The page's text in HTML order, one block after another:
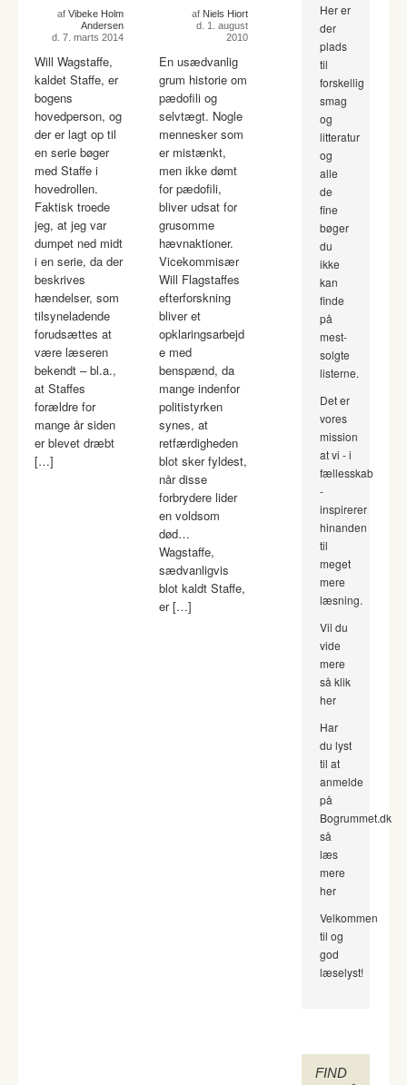
af Vibeke Holm
Andersen
d. 7. marts 2014
Will Wagstaffe,
kaldet Staffe, er
bogens
hovedperson, og
der er lagt op til
en serie bøger
med Staffe i
hovedrollen.
Faktisk troede
jeg, at jeg var
dumpet ned midt
i en serie, da der
beskrives
hændelser, som
tilsyneladende
forudsættes at
være læseren
bekendt – bl.a.,
at Staffes
forældre for
mange år siden
er blevet dræbt
[…]
af Niels Hiort
d. 1. august
2010
En usædvanlig
grum historie om
pædofili og
selvtægt. Nogle
mennesker som
er mistænkt,
men ikke dømt
for pædofili,
bliver udsat for
grusomme
hævnaktioner.
Vicekommisær
Will Flagstaffes
efterforskning
bliver et
opklaringsarbejd
e med
benspænd, da
mange indenfor
politistyrken
synes, at
retfærdigheden
blot sker fyldest,
når disse
forbrydere lider
en voldsom
død…
Wagstaffe,
sædvanligvis
blot kaldt Staffe,
er […]
Her er
der
plads
til
forskellig
smag
og
litteratur
og
alle
de
fine
bøger
du
ikke
kan
finde
på
mest-
solgte
listerne.
Det er
vores
mission
at vi - i
fællesskab
-
inspirerer
hinanden
til
meget
mere
læsning.
Vil du
vide
mere
så klik
her
Har
du lyst
til at
anmelde
på
Bogrummet.dk
så
læs
mere
her
Velkommen
til og
god
læselyst!
FIND